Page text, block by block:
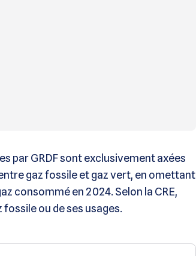
par GRDF sont exclusivement axées
gaz fossile et gaz vert, en omettant
consommé en 2024. Selon la CRE,
ou de ses usages.